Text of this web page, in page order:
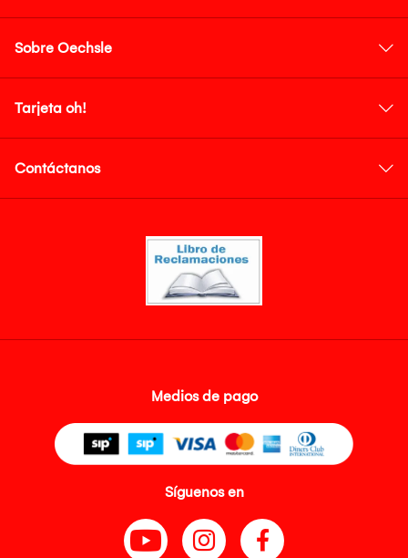
Sobre Oechsle
Tarjeta oh!
Contáctanos
Medios de pago
Síguenos en